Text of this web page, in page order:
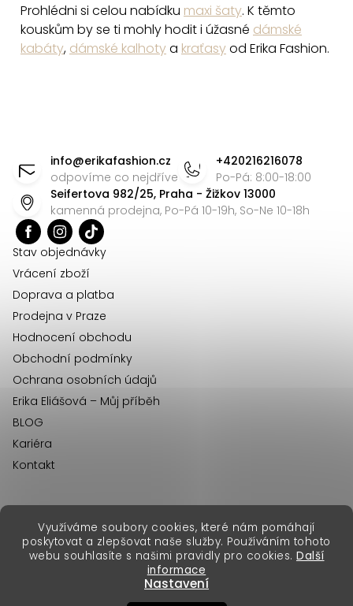
Využíváme soubory cookies, které nám pomáhají
poskytovat a zlepšovat naše služby. Používáním tohoto
webu souhlasíte s našimi pravidly pro cookies. Další
informace
Nastavení
Prohlédni si celou nabídku maxi šaty. K těmto
kouskům by se ti mohly hodit i úžasné dámské
kabáty, dámské kalhotya kraťasyod Erika Fashion.
info@erikafashion.cz
odpovíme co nejdříve
+420216216078
Po-Pá: 8:00-18:00
Seifertova 982/25, Praha - Žižkov 13000
kamenná prodejna, Po-Pá 10-19h, So-Ne 10-18h
Stav objednávky
Vrácení zboží
Doprava a platba
Prodejna v Praze
Hodnocení obchodu
Obchodní podmínky
Ochrana osobních údajů
Erika Eliášová – Můj příběh
BLOG
Kariéra
Kontakt
Vytvořil Shoptet Premium
Copyright 2026Erika Fashion. Všechna práva vyhrazena.
erikafashion.sk